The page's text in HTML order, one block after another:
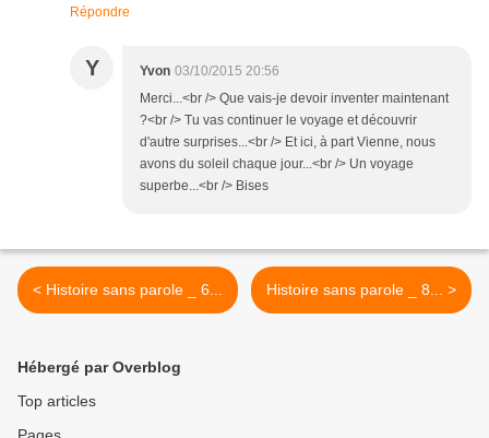
Répondre
Y Yvon 03/10/2015 20:56
Merci...<br /> Que vais-je devoir inventer maintenant
?<br /> Tu vas continuer le voyage et découvrir
d'autre surprises...<br /> Et ici, à part Vienne, nous
avons du soleil chaque jour...<br /> Un voyage
superbe...<br /> Bises
< Histoire sans parole _ 6... Histoire sans parole _ 8... >
Hébergé par Overblog
Top articles